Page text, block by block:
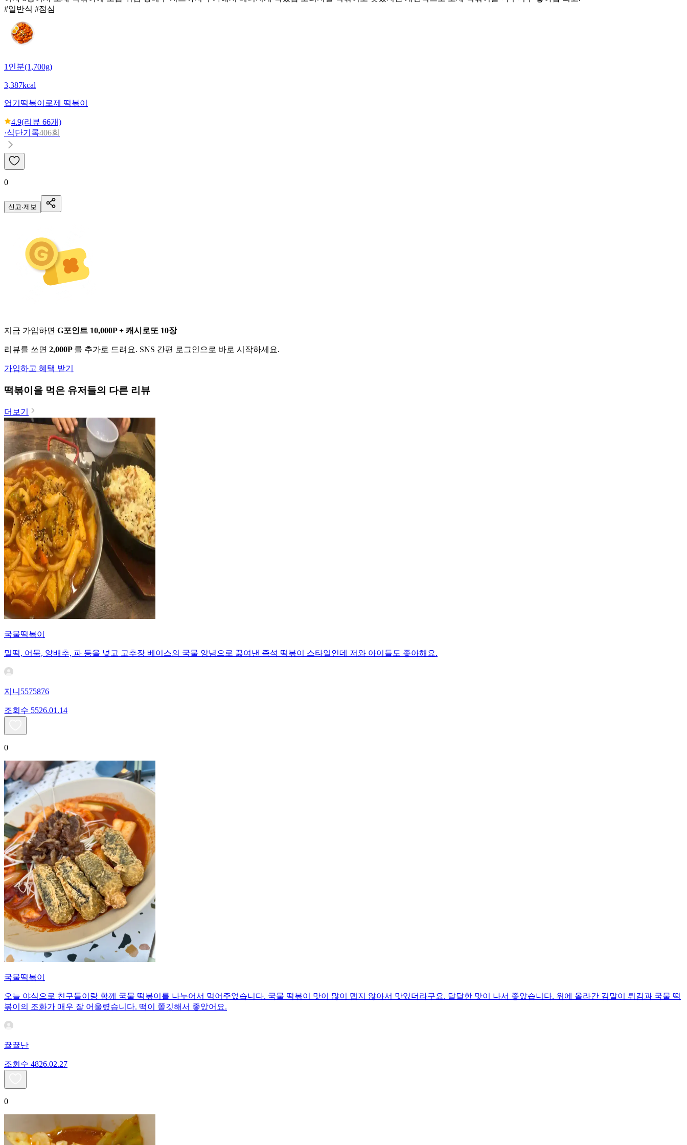
#일반식 #점심
1인분(1,700g)
3,387kcal
엽기떡볶이 로제 떡볶이
4.9(리뷰 66개)
·식단기록406회
0
신고·제보
지금 가입하면 G포인트 10,000P + 캐시로또 10장
리뷰를 쓰면 2,000P 를 추가로 드려요. SNS 간편 로그인으로 바로 시작하세요.
가입하고 혜택 받기
떡볶이 을 먹은 유저들의 다른 리뷰
더보기
국물떡볶이
밀떡, 어묵, 양배추, 파 등을 넣고 고추장 베이스의 국물 양념으로 끓여낸 즉석 떡볶이 스타일인데 저와 아이들도 좋아해요.
지니5575876
조회수 5526.01.14
0
국물떡볶이
오늘 야식으로 친구들이랑 함께 국물 떡볶이를 나누어서 먹어주었습니다. 국물 떡볶이 맛이 많이 맵지 않아서 맛있더라구요. 달달한 맛이 나서 좋았습니다. 위에 올라간 김말이 튀김과 국물 떡
볶이의 조화가 매우 잘 어울렸습니다. 떡이 쫄깃해서 좋았어요.
뀰뀰난
조회수 4826.02.27
0